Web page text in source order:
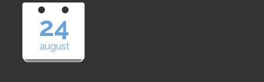
24
august